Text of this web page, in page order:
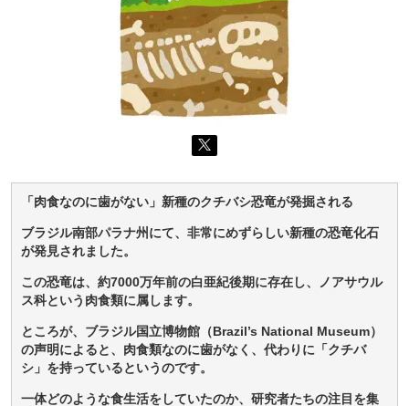
「肉食なのに歯がない」新種のクチバシ恐竜が発掘される
ブラジル南部パラナ州にて、非常にめずらしい新種の恐竜化石
が発見されました。
この恐竜は、約7000万年前の白亜紀後期に存在し、ノアサウル
ス科という肉食類に属します。
ところが、ブラジル国立博物館（Brazil’s National Museum）
の声明によると、肉食類なのに歯がなく、代わりに「クチバ
シ」を持っているというのです。
一体どのような食生活をしていたのか、研究者たちの注目を集